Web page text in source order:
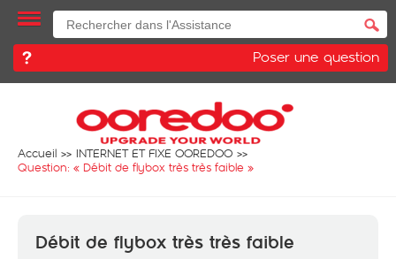
Poser une question
Accueil
INTERNET ET FIXE OOREDOO
Question: « Débit de flybox très très faible »
Débit de flybox très très faible